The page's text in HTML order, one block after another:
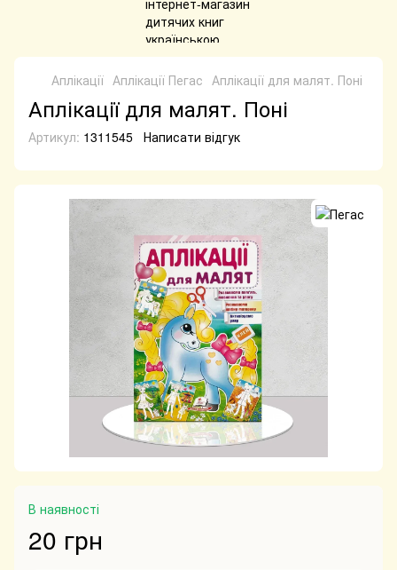
Аплікації Аплікації Пегас Аплікації для малят. Поні
Аплікації для малят. Поні
Артикул: 1311545 Написати відгук
В наявності
20 грн